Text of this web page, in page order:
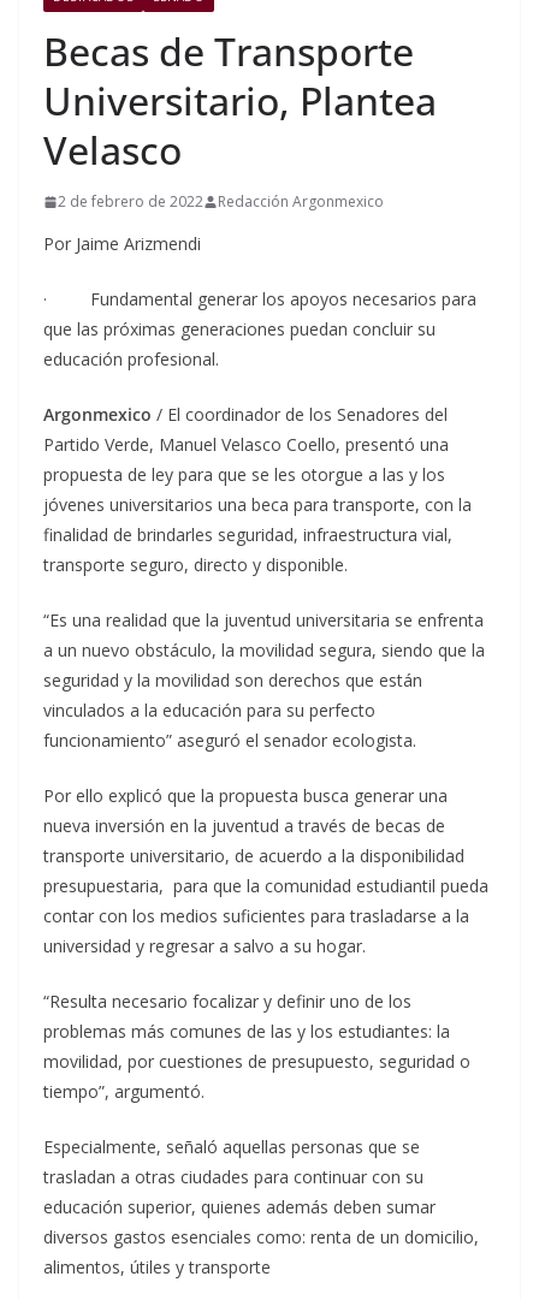
Becas de Transporte
Universitario, Plantea
Velasco
2 de febrero de 2022 Redacción Argonmexico
Por Jaime Arizmendi
· Fundamental generar los apoyos necesarios para
que las próximas generaciones puedan concluir su
educación profesional.
Argonmexico / El coordinador de los Senadores del
Partido Verde, Manuel Velasco Coello, presentó una
propuesta de ley para que se les otorgue a las y los
jóvenes universitarios una beca para transporte, con la
finalidad de brindarles seguridad, infraestructura vial,
transporte seguro, directo y disponible.
“Es una realidad que la juventud universitaria se enfrenta
a un nuevo obstáculo, la movilidad segura, siendo que la
seguridad y la movilidad son derechos que están
vinculados a la educación para su perfecto
funcionamiento” aseguró el senador ecologista.
Por ello explicó que la propuesta busca generar una
nueva inversión en la juventud a través de becas de
transporte universitario, de acuerdo a la disponibilidad
presupuestaria, para que la comunidad estudiantil pueda
contar con los medios suficientes para trasladarse a la
universidad y regresar a salvo a su hogar.
“Resulta necesario focalizar y definir uno de los
problemas más comunes de las y los estudiantes: la
movilidad, por cuestiones de presupuesto, seguridad o
tiempo”, argumentó.
Especialmente, señaló aquellas personas que se
trasladan a otras ciudades para continuar con su
educación superior, quienes además deben sumar
diversos gastos esenciales como: renta de un domicilio,
alimentos, útiles y transporte